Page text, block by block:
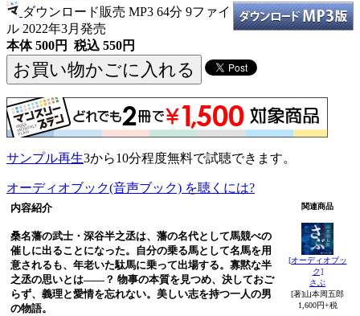
ダウンロード販売 MP3 64分 9ファイ
ル 2022年3月発売
本体 500円 税込 550円
サンプル再生3から10分程度無料で試聴できます。
オーディオブック(音声ブック) を聴くには?
内容紹介
桑名藩の武士・深谷半之丞は、藩の名代として馬競べの
催しに出ることになった。自分の乗る馬として名馬を用
意されるも、年老いた駄馬に乗って出場する。寡黙な半
之丞の思いとは——？ 物事の本質を見つめ、決しておご
らず、義理と愛情を忘れない。美しい志を持つ一人の男
の物語。
関連商品
[オーディオブッ
ク]
さぶ
[著]山本周五郎
1,600円+税